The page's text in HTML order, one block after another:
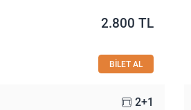
2.800 TL
BİLET AL
2+1